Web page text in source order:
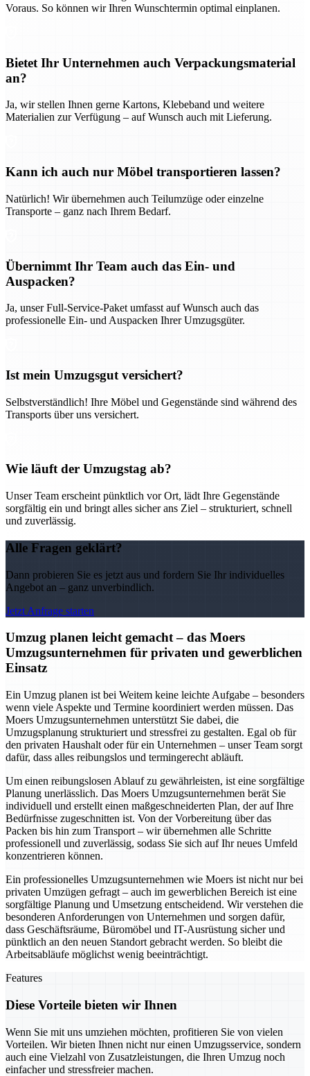
Voraus. So können wir Ihren Wunschtermin optimal einplanen.
Bietet Ihr Unternehmen auch Verpackungsmaterial
an?
Ja, wir stellen Ihnen gerne Kartons, Klebeband und weitere
Materialien zur Verfügung – auf Wunsch auch mit Lieferung.
Kann ich auch nur Möbel transportieren lassen?
Natürlich! Wir übernehmen auch Teilumzüge oder einzelne
Transporte – ganz nach Ihrem Bedarf.
Übernimmt Ihr Team auch das Ein- und
Auspacken?
Ja, unser Full-Service-Paket umfasst auf Wunsch auch das
professionelle Ein- und Auspacken Ihrer Umzugsgüter.
Ist mein Umzugsgut versichert?
Selbstverständlich! Ihre Möbel und Gegenstände sind während des
Transports über uns versichert.
Wie läuft der Umzugstag ab?
Unser Team erscheint pünktlich vor Ort, lädt Ihre Gegenstände
sorgfältig ein und bringt alles sicher ans Ziel – strukturiert, schnell
und zuverlässig.
Alle Fragen geklärt?
Dann probieren Sie es jetzt aus und fordern Sie Ihr individuelles
Angebot an – ganz unverbindlich.
Jetzt Anfrage starten
Umzug planen leicht gemacht – das Moers
Umzugsunternehmen für privaten und gewerblichen
Einsatz
Ein Umzug planen ist bei Weitem keine leichte Aufgabe – besonders
wenn viele Aspekte und Termine koordiniert werden müssen. Das
Moers Umzugsunternehmen unterstützt Sie dabei, die
Umzugsplanung strukturiert und stressfrei zu gestalten. Egal ob für
den privaten Haushalt oder für ein Unternehmen – unser Team sorgt
dafür, dass alles reibungslos und termingerecht abläuft.
Um einen reibungslosen Ablauf zu gewährleisten, ist eine sorgfältige
Planung unerlässlich. Das Moers Umzugsunternehmen berät Sie
individuell und erstellt einen maßgeschneiderten Plan, der auf Ihre
Bedürfnisse zugeschnitten ist. Von der Vorbereitung über das
Packen bis hin zum Transport – wir übernehmen alle Schritte
professionell und zuverlässig, sodass Sie sich auf Ihr neues Umfeld
konzentrieren können.
Ein professionelles Umzugsunternehmen wie Moers ist nicht nur bei
privaten Umzügen gefragt – auch im gewerblichen Bereich ist eine
sorgfältige Planung und Umsetzung entscheidend. Wir verstehen die
besonderen Anforderungen von Unternehmen und sorgen dafür,
dass Geschäftsräume, Büromöbel und IT-Ausrüstung sicher und
pünktlich an den neuen Standort gebracht werden. So bleibt die
Arbeitsabläufe möglichst wenig beeinträchtigt.
Features
Diese Vorteile bieten wir Ihnen
Wenn Sie mit uns umziehen möchten, profitieren Sie von vielen
Vorteilen. Wir bieten Ihnen nicht nur einen Umzugsservice, sondern
auch eine Vielzahl von Zusatzleistungen, die Ihren Umzug noch
einfacher und stressfreier machen.